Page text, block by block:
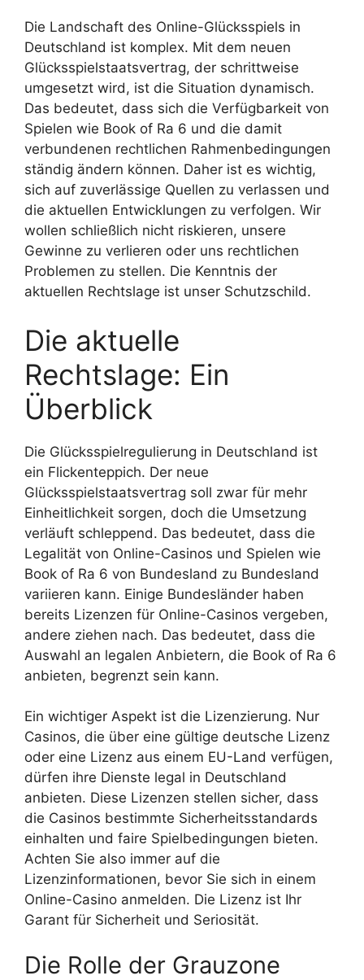
Die Landschaft des Online-Glücksspiels in
Deutschland ist komplex. Mit dem neuen
Glücksspielstaatsvertrag, der schrittweise
umgesetzt wird, ist die Situation dynamisch.
Das bedeutet, dass sich die Verfügbarkeit von
Spielen wie Book of Ra 6 und die damit
verbundenen rechtlichen Rahmenbedingungen
ständig ändern können. Daher ist es wichtig,
sich auf zuverlässige Quellen zu verlassen und
die aktuellen Entwicklungen zu verfolgen. Wir
wollen schließlich nicht riskieren, unsere
Gewinne zu verlieren oder uns rechtlichen
Problemen zu stellen. Die Kenntnis der
aktuellen Rechtslage ist unser Schutzschild.
Die aktuelle
Rechtslage: Ein
Überblick
Die Glücksspielregulierung in Deutschland ist
ein Flickenteppich. Der neue
Glücksspielstaatsvertrag soll zwar für mehr
Einheitlichkeit sorgen, doch die Umsetzung
verläuft schleppend. Das bedeutet, dass die
Legalität von Online-Casinos und Spielen wie
Book of Ra 6 von Bundesland zu Bundesland
variieren kann. Einige Bundesländer haben
bereits Lizenzen für Online-Casinos vergeben,
andere ziehen nach. Das bedeutet, dass die
Auswahl an legalen Anbietern, die Book of Ra 6
anbieten, begrenzt sein kann.
Ein wichtiger Aspekt ist die Lizenzierung. Nur
Casinos, die über eine gültige deutsche Lizenz
oder eine Lizenz aus einem EU-Land verfügen,
dürfen ihre Dienste legal in Deutschland
anbieten. Diese Lizenzen stellen sicher, dass
die Casinos bestimmte Sicherheitsstandards
einhalten und faire Spielbedingungen bieten.
Achten Sie also immer auf die
Lizenzinformationen, bevor Sie sich in einem
Online-Casino anmelden. Die Lizenz ist Ihr
Garant für Sicherheit und Seriosität.
Die Rolle der Grauzone